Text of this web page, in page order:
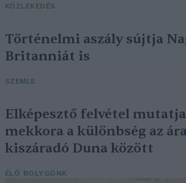
KÖZLEKEDÉS
Történelmi aszály sújtja
Britanniát is
SZEMLE
Elképesztő felvétel
mekkora a különbség az
kiszáradó Duna között
ÉLŐ BOLYGÓNK